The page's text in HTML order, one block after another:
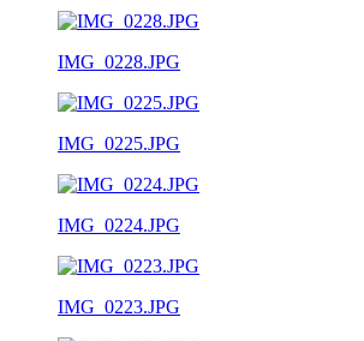
IMG_0228.JPG
IMG_0225.JPG
IMG_0224.JPG
IMG_0223.JPG